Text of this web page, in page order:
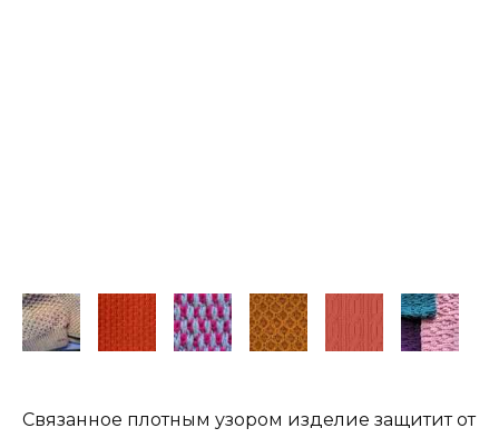
Связанное плотным узором изделие защитит от